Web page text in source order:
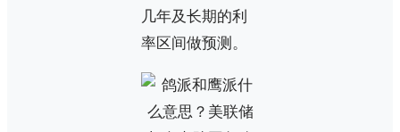
几年及长期的利
率区间做预测。